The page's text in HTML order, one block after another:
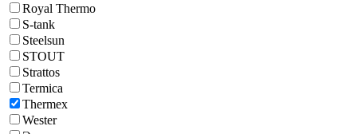
Royal Thermo
S-tank
Steelsun
STOUT
Strattos
Termica
Thermex
Wester